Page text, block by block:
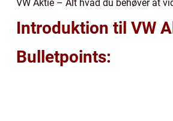
VW Aktie – Alt hvad du behøver at
Introduktion til VW
Bulletpoints: